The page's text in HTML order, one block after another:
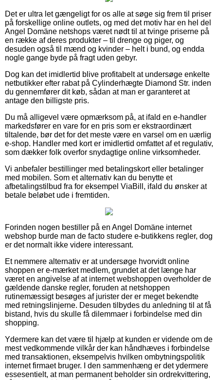
Det er ultra let gængeligt for os alle at søge sig frem til priser
på forskellige online outlets, og med det motiv har en hel del
Angel Domäne netshops været nødt til at tvinge priserne på
en række af deres produkter – til drenge og piger, og
desuden også til mænd og kvinder – helt i bund, og endda
nogle gange byde på fragt uden gebyr.
Dog kan det imidlertid blive profitabelt at undersøge enkelte
netbutikker efter rabat på Cylinderhægte Diamond Str. inden
du gennemfører dit køb, sådan at man er garanteret at
antage den billigste pris.
Du må alligevel være opmærksom på, at ifald en e-handler
markedsfører en vare for en pris som er ekstraordinært
tiltalende, bør det for det meste være en varsel om en uærlig
e-shop. Handler med kort er imidlertid omfattet af et regulativ,
som dækker folk overfor snydagtige online virksomheder.
Vi anbefaler bestillinger med betalingskort eller betalinger
med mobilen. Som et alternativ kan du benytte et
afbetalingstilbud fra for eksempel ViaBill, ifald du ønsker at
betale beløbet ude i fremtiden.
Forinden nogen bestiller på en Angel Domäne internet
webshop burde man de facto studere e-butikkens regler, dog
er det normalt ikke videre interessant.
Et nemmere alternativ er at undersøge hvorvidt online
shoppen er e-mærket medlem, grundet at det længe har
været en angivelse af at internet webshoppen overholder de
gældende danske regler, foruden at netshoppen
rutinemæssigt besøges af jurister der er meget bekendte
med retningslinjerne. Desuden tilbydes du anledning til at få
bistand, hvis du skulle få dilemmaer i forbindelse med din
shopping.
Ydermere kan det være til hjælp at kunden er vidende om de
mest vedkommende vilkår der kan håndhæves i forbindelse
med transaktionen, eksempelvis hvilken ombytningspolitik
internet firmaet bruger. I den sammenhæng er det ydermere
essesentielt, at man permanent beholder sin ordrekvittering,